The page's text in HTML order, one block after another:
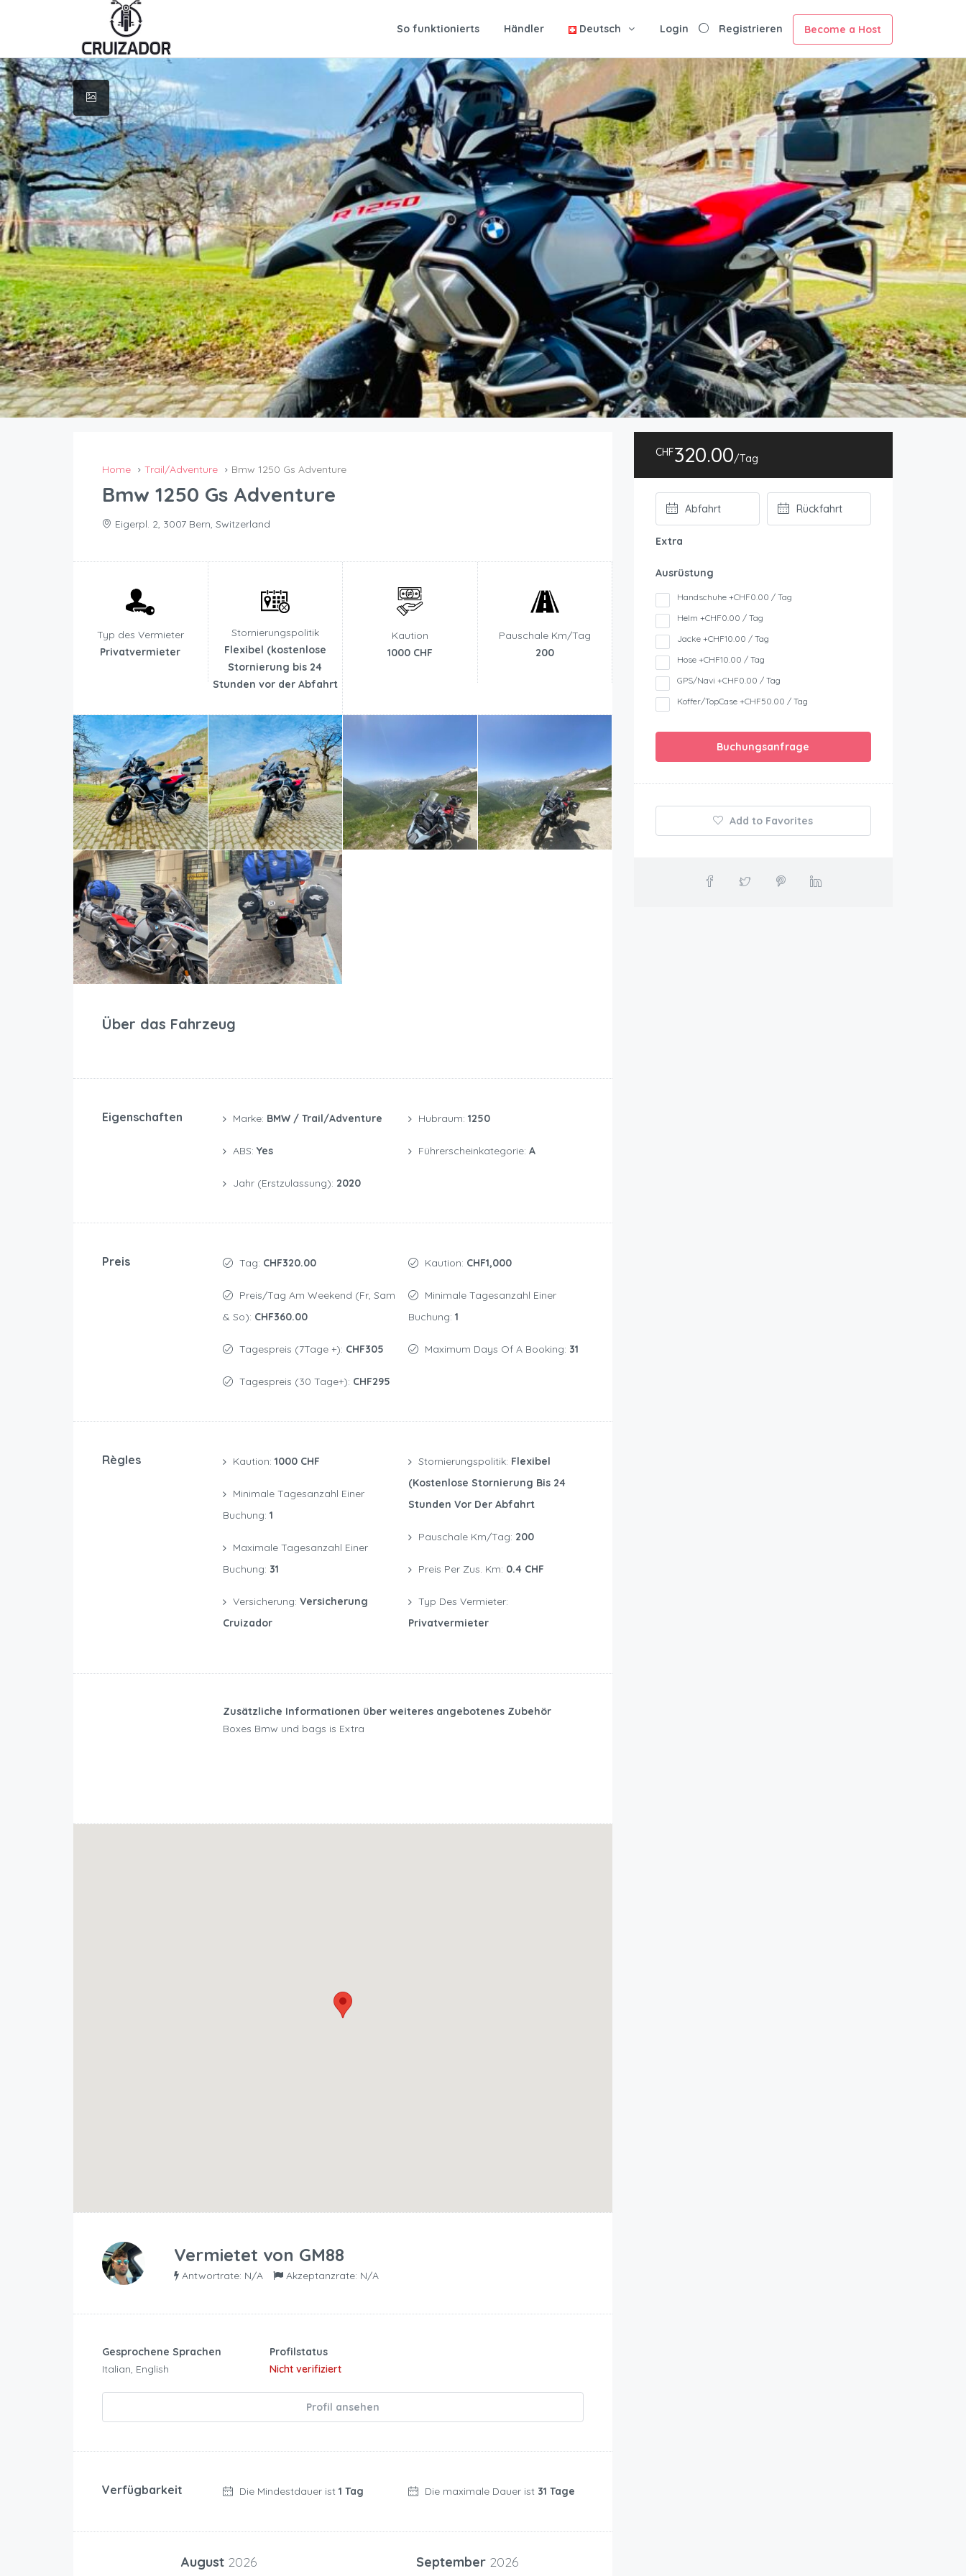
So funktionierts Händler Deutsch Login Registrieren Become a Host
Home Trail/Adventure Bmw 1250 Gs Adventure
Bmw 1250 Gs Adventure
Eigerpl. 2, 3007 Bern, Switzerland
Typ des Vermieter
Privatvermieter
Stornierungspolitik
Flexibel (kostenlose
Stornierung bis 24
Stunden vor der Abfahrt
Kaution
1000 CHF
Pauschale Km/Tag
200
Über das Fahrzeug
Eigenschaften Marke: BMW / Trail/Adventure
ABS: Yes
Jahr (Erstzulassung): 2020
Hubraum: 1250
Führerscheinkategorie: A
Preis Tag: CHF320.00
& So): CHF360.00
Tagespreis (7Tage +): CHF305
Tagespreis (30 Tage+): CHF295
Kaution: CHF1,000
Buchung: 1
Maximum Days Of A Booking: 31
Règles Kaution: 1000 CHF
Buchung: 1
Buchung: 31
Versicherung: Versicherung
Cruizador
Stornierungspolitik: Flexibel
(kostenlose Stornierung Bis 24
Stunden Vor Der Abfahrt
Pauschale Km/Tag: 200
Preis Per Zus. Km: 0.4 CHF
Typ Des Vermieter:
Privatvermieter
Zusätzliche Informationen über weiteres angebotenes Zubehör
Boxes Bmw und bags is Extra
Vermietet von GM88
Antwortrate: N/A Akzeptanzrate: N/A
Gesprochene Sprachen
Italian, English
Profilstatus
Nicht verifiziert
Profil ansehen
Verfügbarkeit Die Mindestdauer ist 1 Tag Die maximale Dauer ist 31 Tage
August 2026 September 2026
CHF320.00/Tag
Extra
Ausrüstung
Handschuhe +CHF0.00 / Tag
Helm +CHF0.00 / Tag
Jacke +CHF10.00 / Tag
Hose +CHF10.00 / Tag
GPS/Navi +CHF0.00 / Tag
Koffer/TopCase +CHF50.00 / Tag
Buchungsanfrage
Add to Favorites